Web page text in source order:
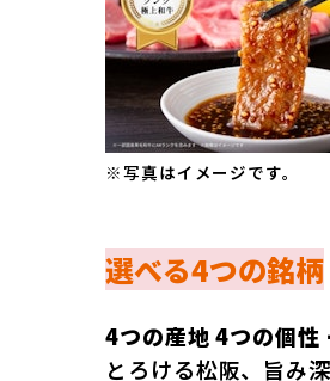
※写真はイメージです。
選べる4つの銘柄
4つの産地 4つの個性
とろける松阪、旨み